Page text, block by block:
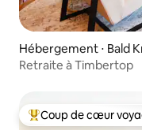
Hébergement ⋅ Bald
Retraite à Timbertop
Coups de cœur
Coup de cœur